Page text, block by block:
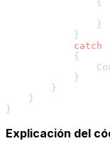
                {
                }
            }
catch
            {
            }
        }
    }
Explicación del